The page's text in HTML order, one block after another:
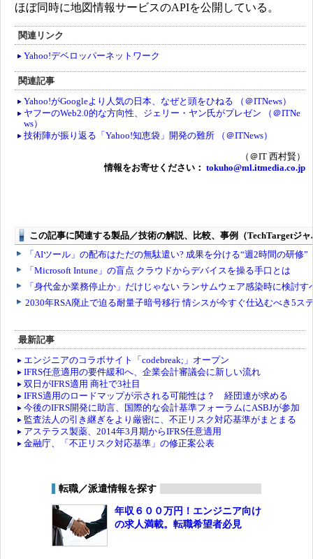
ほぼ同時に地図情報サービスのAPIを公開している。
関連リンク
Yahoo!デベロッパーネットワーク
関連記事
Yahoo!がGoogleより人気の日本、なぜと頭をひねる （＠ITNews）
ヤフーのWeb2.0的な方向性、ジェリー・ヤン氏がプレゼン （＠ITNe
ws）
技術陣が振り返る「Yahoo!知恵袋」開発の難所 （＠ITNews）
（＠IT 西村賢）
情報をお寄せください： tokuho@ml.itmedia.co.jp
最新記事
エンジニアのコラボサイト「codebreak;」オープン
IFRS任意適用の要件緩和へ、企業会計審議会に新しい流れ
双日がIFRS適用 商社で3社目
IFRS適用のロードマップが示される可能性は？ 経団連が求める
今後のIFRS開発に助言、国際的な会計基準フォーラムにASBJが参加
監査法人の引き継ぎをより厳密に、不正リスク対応基準がまとまる
アステラス製薬、2014年3月期からIFRS任意適用
金融庁、「不正リスク対応基準」の修正案公表
転職／派遣情報を探す
年収６００万円！エンジニア向け
の求人満載。転職希望者必見